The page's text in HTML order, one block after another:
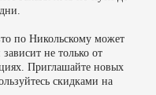
по Никольскому может
не только от
Приглашайте новых
скидками на